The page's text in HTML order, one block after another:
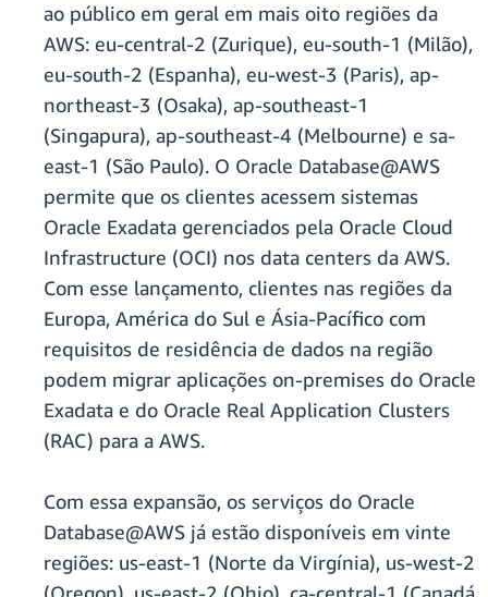
ao público em geral em mais oito regiões da
AWS: eu-central-2 (Zurique), eu-south-1 (Milão),
eu-south-2 (Espanha), eu-west-3 (Paris), ap-
northeast-3 (Osaka), ap-southeast-1
(Singapura), ap-southeast-4 (Melbourne) e sa-
east-1 (São Paulo). O Oracle Database@AWS
permite que os clientes acessem sistemas
Oracle Exadata gerenciados pela Oracle Cloud
Infrastructure (OCI) nos data centers da AWS.
Com esse lançamento, clientes nas regiões da
Europa, América do Sul e Ásia-Pacífico com
requisitos de residência de dados na região
podem migrar aplicações on-premises do Oracle
Exadata e do Oracle Real Application Clusters
(RAC) para a AWS.
Com essa expansão, os serviços do Oracle
Database@AWS já estão disponíveis em vinte
regiões: us-east-1 (Norte da Virgínia), us-west-2